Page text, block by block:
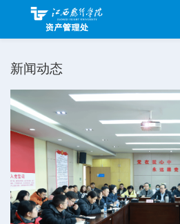
新闻动态